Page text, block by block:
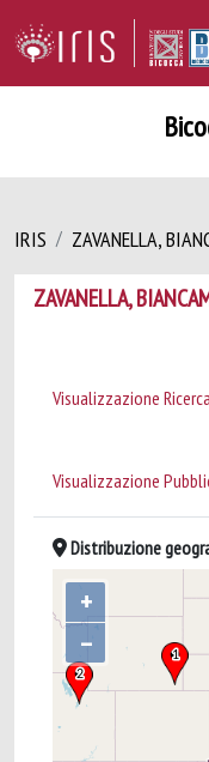
IRIS ZAVANELLA,
ZAVANELLA,
Visualizzazione
Visualizzazione
Distribuzione
+
–